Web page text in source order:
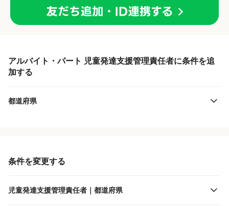
アルバイト・パート 児童発達支援管理責任者に条件を追
加する
都道府県
条件を変更する
児童発達支援管理責任者｜都道府県